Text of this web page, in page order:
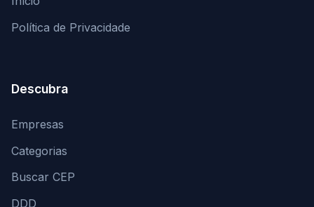
Política de Privacidade
Descubra
Empresas
Categorias
Buscar CEP
DDD